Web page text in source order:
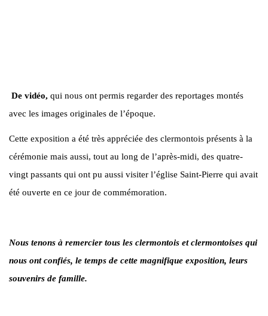
De vidéo, qui nous ont permis regarder des reportages montés
avec les images originales de l’époque.
Cette exposition a été très appréciée des clermontois présents à la
cérémonie mais aussi, tout au long de l’après-midi, des quatre-
vingt passants qui ont pu aussi visiter l’église Saint-Pierre qui avait
été ouverte en ce jour de commémoration.
Nous tenons à remercier tous les clermontois et clermontoises qui
nous ont confiés, le temps de cette magnifique exposition, leurs
souvenirs de famille.